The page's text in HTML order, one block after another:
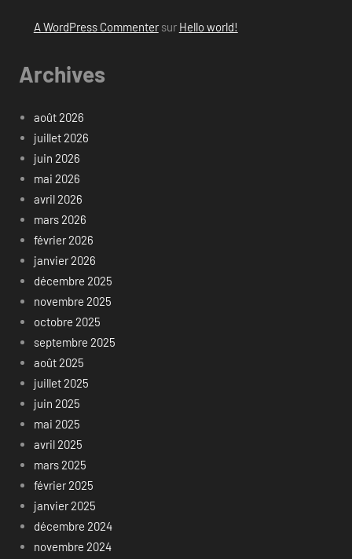
A WordPress Commentersur Hello world!
Archives
août 2026
juillet 2026
juin 2026
mai 2026
avril 2026
mars 2026
février 2026
janvier 2026
décembre 2025
novembre 2025
octobre 2025
septembre 2025
août 2025
juillet 2025
juin 2025
mai 2025
avril 2025
mars 2025
février 2025
janvier 2025
décembre 2024
novembre 2024